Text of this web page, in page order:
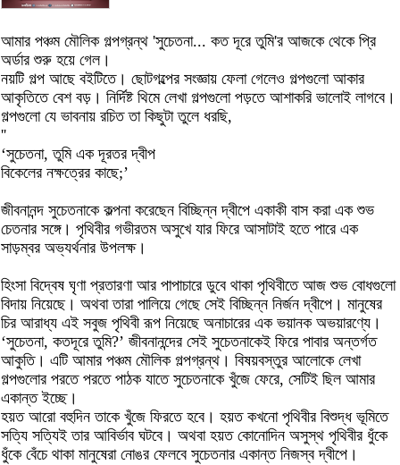
আমার পঞ্চম মৌলিক গল্পগ্রন্থ 'সুচেতনা... কত দূরে তুমি'র আজকে থেকে প্রি
অর্ডার শুরু হয়ে গেল।
নয়টি গল্প আছে বইটিতে। ছোটগল্পের সংজ্ঞায় ফেলা গেলেও গল্পগুলো আকার
আকৃতিতে বেশ বড়। নির্দিষ্ট থিমে লেখা গল্পগুলো পড়তে আশাকরি ভালোই লাগবে।
গল্পগুলো যে ভাবনায় রচিত তা কিছুটা তুলে ধরছি,
''
‘সুচেতনা, তুমি এক দূরতর দ্বীপ
বিকেলের নক্ষত্রের কাছে;’
জীবনানন্দ সুচেতনাকে কল্পনা করেছেন বিচ্ছিন্ন দ্বীপে একাকী বাস করা এক শুভ
চেতনার সঙ্গে। পৃথিবীর গভীরতম অসুখে যার ফিরে আসাটাই হতে পারে এক
সাড়ম্বর অভ্যর্থনার উপলক্ষ।
হিংসা বিদ্বেষ ঘৃণা প্রতারণা আর পাপাচারে ডুবে থাকা পৃথিবীতে আজ শুভ বোধগুলো
বিদায় নিয়েছে। অথবা তারা পালিয়ে গেছে সেই বিচ্ছিন্ন নির্জন দ্বীপে। মানুষের
চির আরাধ্য এই সবুজ পৃথিবী রূপ নিয়েছে অনাচারের এক ভয়ানক অভয়ারণ্যে।
‘সুচেতনা, কতদূরে তুমি?’ জীবনানন্দের সেই সুচেতনাকেই ফিরে পাবার অন্তর্গত
আকুতি। এটি আমার পঞ্চম মৌলিক গল্পগ্রন্থ। বিষয়বস্তুর আলোকে লেখা
গল্পগুলোর পরতে পরতে পাঠক যাতে সুচেতনাকে খুঁজে ফেরে, সেটিই ছিল আমার
একান্ত ইচ্ছে।
হয়ত আরো বহুদিন তাকে খুঁজে ফিরতে হবে। হয়ত কখনো পৃথিবীর বিশুদ্ধ ভূমিতে
সত্যি সত্যিই তার আবির্ভাব ঘটবে। অথবা হয়ত কোনোদিন অসুস্থ পৃথিবীর ধুঁকে
ধুঁকে বেঁচে থাকা মানুষেরা নোঙর ফেলবে সুচেতনার একান্ত নিজস্ব দ্বীপে।